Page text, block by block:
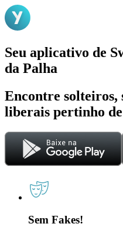
Seu aplicativo de
da Palha
Encontre solteiros,
liberais pertinho
Sem Fakes!